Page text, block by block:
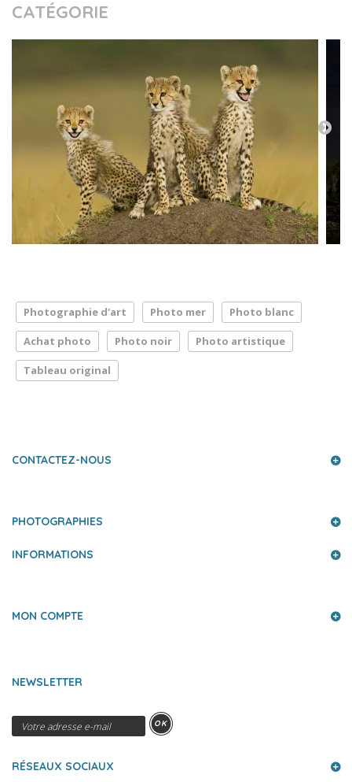
CATÉGORIE
Photographie d'art Photo mer Photo blanc
Achat photo Photo noir Photo artistique
Tableau original
CONTACTEZ-NOUS
PHOTOGRAPHIES
INFORMATIONS
MON COMPTE
NEWSLETTER
OK
RÉSEAUX SOCIAUX